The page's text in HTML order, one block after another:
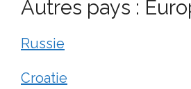
Autres pays :
Russie
Croatie